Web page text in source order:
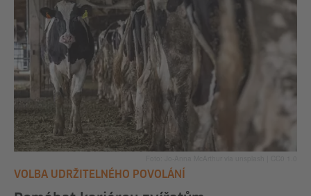
VOLBA UDRŽITELNÉHO POVOLÁNÍ